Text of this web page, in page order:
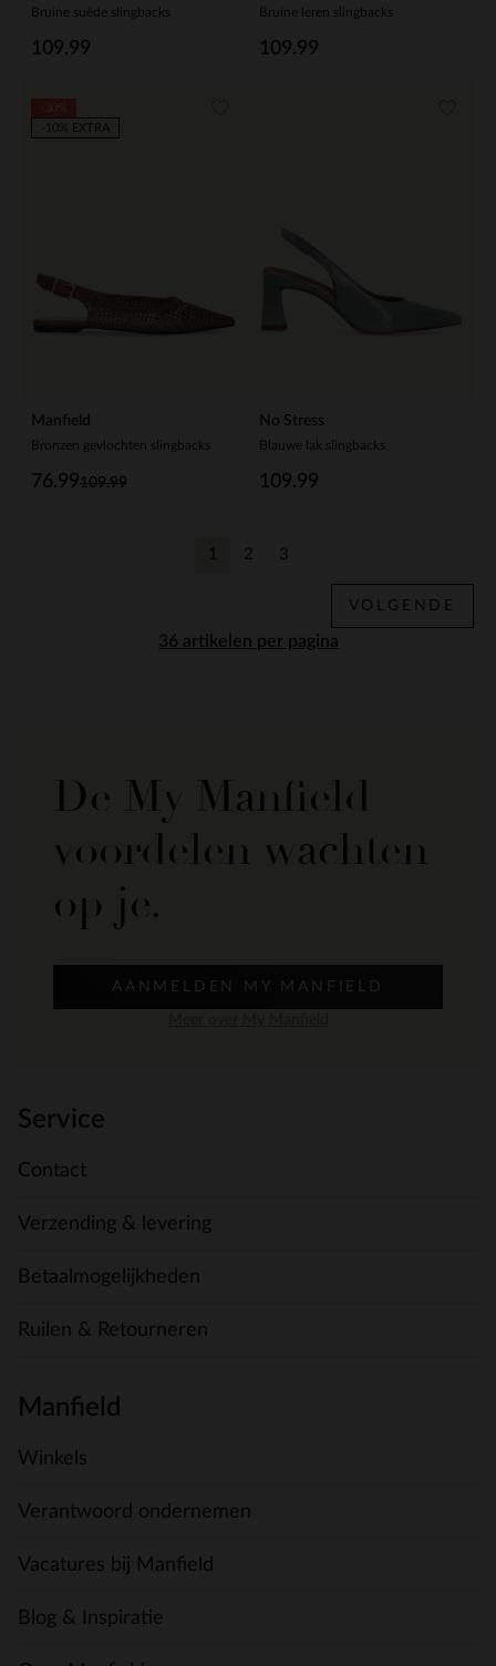
Bruine suède slingbacks
109.99
Bruine leren slingbacks
109.99
Manfield
Bronzen gevlochten slingbacks
109.99
76.99
-10% EXTRA
No Stress
Blauwe lak slingbacks
109.99
per pagina
1 2 3
VOLGENDE
De My Manfield
voordelen wachten
op je.
AANMELDEN MY MANFIELD
Service
Contact
Verzending & levering
Betaalmogelijkheden
Ruilen & Retourneren
Manfield
Winkels
Verantwoord ondernemen
Vacatures bij Manfield
Blog & Inspiratie